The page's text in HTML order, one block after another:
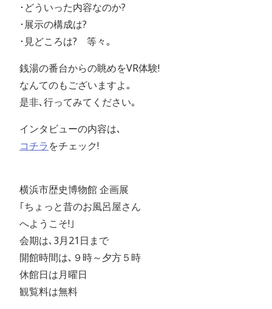
･どういった内容なのか?
･展示の構成は?
･見どころは? 等々｡
銭湯の番台からの眺めをVR体験!
なんてのもございますよ｡
是非､行ってみてください｡
インタビューの内容は､
コチラをチェック!
横浜市歴史博物館 企画展
｢ちょっと昔のお風呂屋さん
へようこそ!｣
会期は､3月21日まで
開館時間は､９時～夕方５時
休館日は月曜日
観覧料は無料